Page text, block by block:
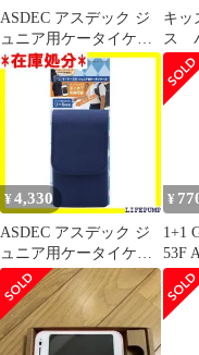
ASDEC アスデック ジ
ュニア用ケータイケー
ス キーケース付 スマー
トネイビー カラビナ付
き 子供 ランドセル ポ
ーチ ケース 学習かばん
小学生/SH-JC01NV
キッ
ス
ネー
¥4,330
ASDEC アスデック ジ
ュニア用ケータイケー
ス キーケース付 スマー
トネイビー カラビナ付
き 子供 ランドセル ポ
ーチ ケース 学習かばん
¥
1+1
53F